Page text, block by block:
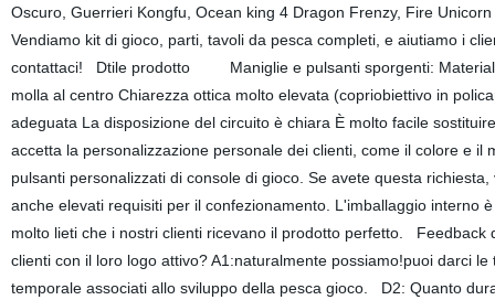
Oscuro, Guerrieri Kongfu, Ocean king 4 Dragon Frenzy, Fire
Vendiamo kit di gioco, parti, tavoli da pesca completi, e aiutiamo i
contattaci! Dtile prodotto Maniglie e pulsanti sporgenti: Materiale
molla al centro Chiarezza ottica molto elevata (copriobiettivo in
adeguata La disposizione del circuito è chiara È molto facile
accetta la personalizzazione personale dei clienti, come il colore e
pulsanti personalizzati di console di gioco. Se avete questa
anche elevati requisiti per il confezionamento. L'imballaggio
molto lieti che i nostri clienti ricevano il prodotto perfetto.
clienti con il loro logo attivo? A1:naturalmente possiamo!puoi darci
temporale associati allo sviluppo della pesca gioco. D2: Quanto